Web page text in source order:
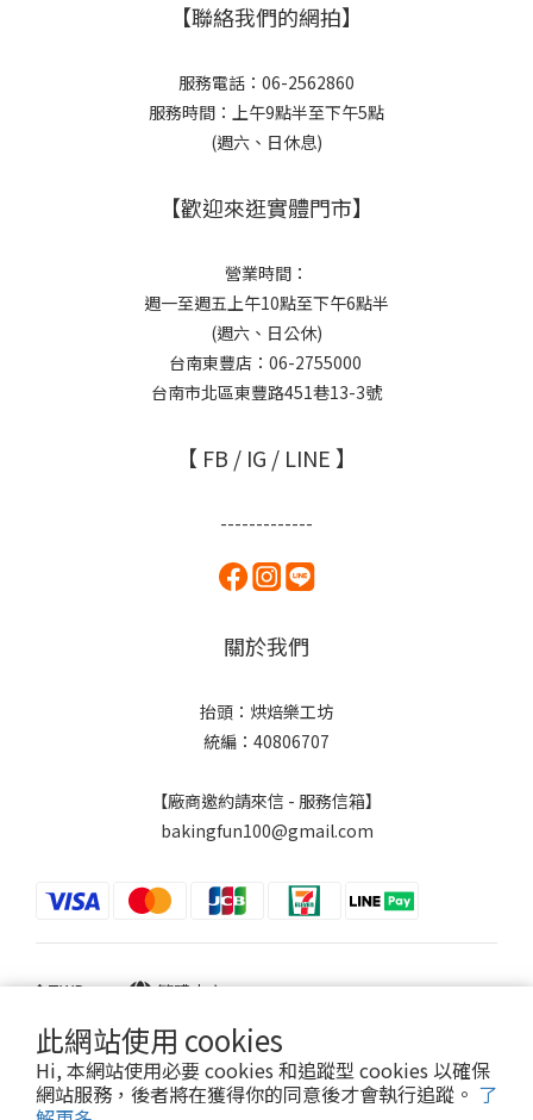
此網站使用 cookies
Hi, 本網站使用必要 cookies 和追蹤型 cookies 以確保
網站服務，後者將在獲得你的同意後才會執行追蹤。 了
【聯絡我們的網拍】
服務電話：06-2562860
服務時間：上午9點半至下午5點
(週六、日休息)
【歡迎來逛實體門市】
營業時間：
週一至週五上午10點至下午6點半
(週六、日公休)
台南東豐店：06-2755000
台南市北區東豐路451巷13-3號
【 FB / IG / LINE 】
-------------
關於我們
抬頭：烘焙樂工坊
統編：40806707
【廠商邀約請來信 - 服務信箱】
bakingfun100@gmail.com
$TWD 繁體中文